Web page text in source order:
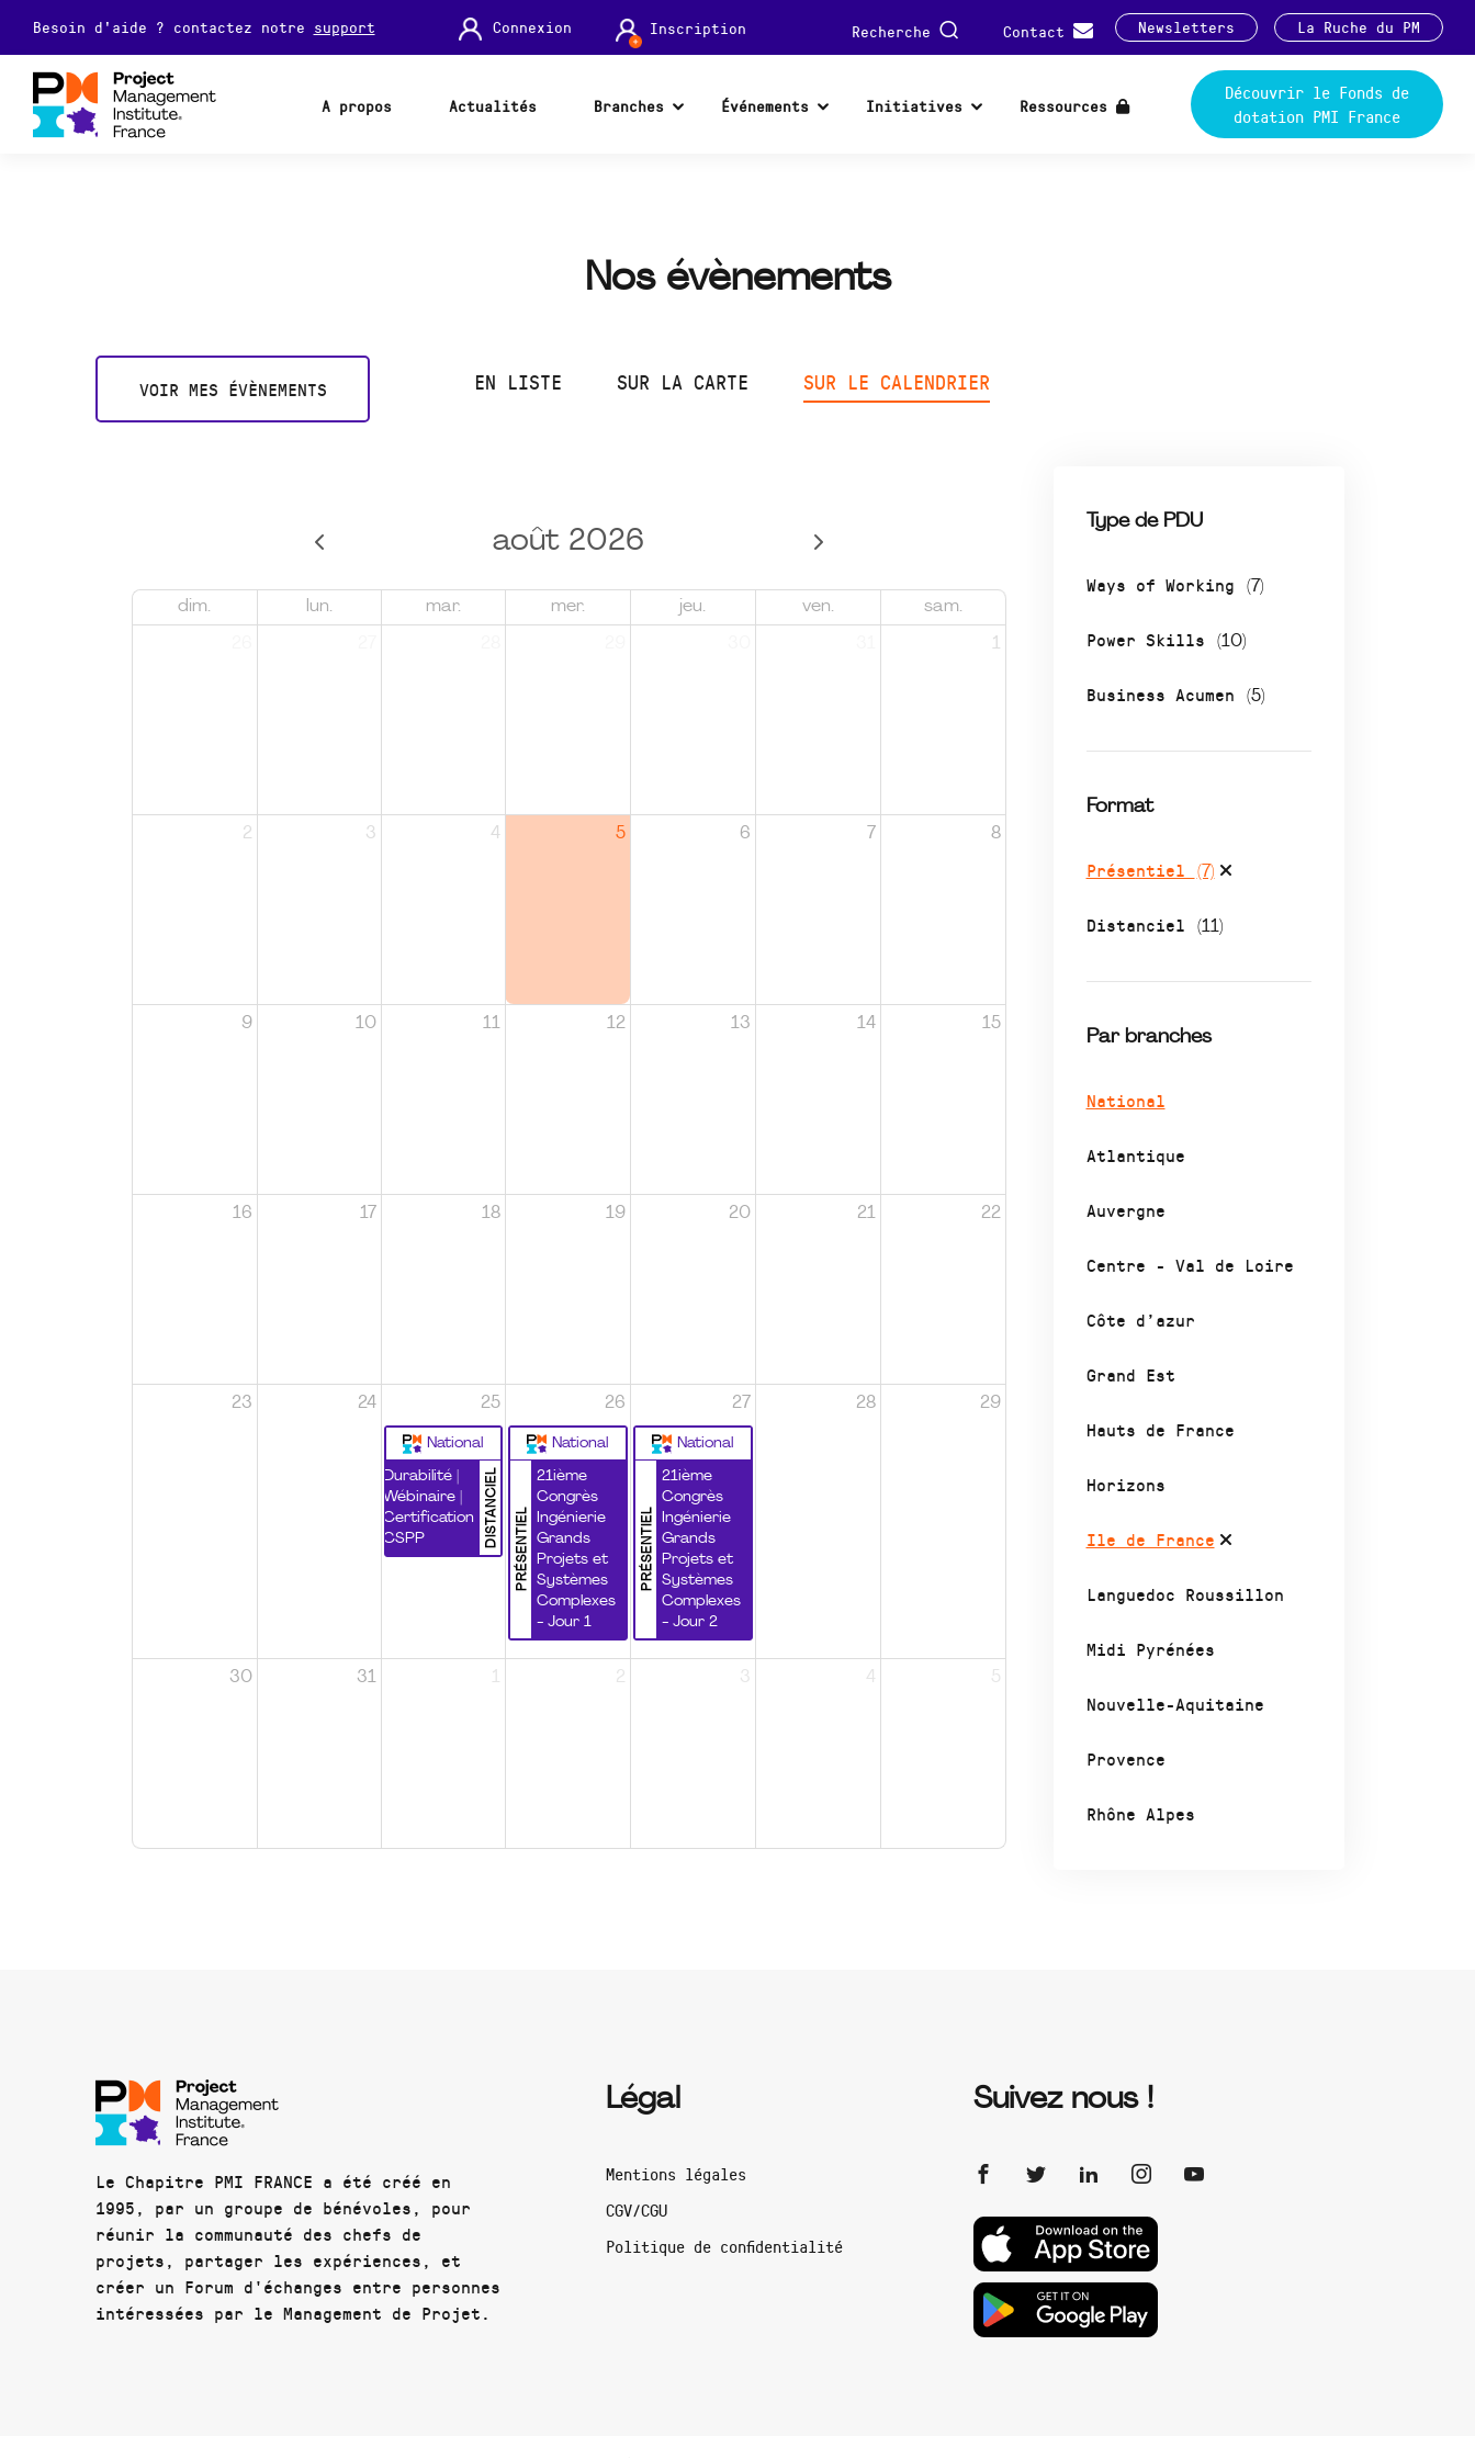
Besoin d'aide ? contactez notre support Connexion Inscription Recherche Contact Newsletters La Ruche du PM
A propos Actualités Branches Événements Initiatives Ressources
Découvrir le Fonds de
dotation PMI France
Nos évènements
VOIR MES ÉVÈNEMENTS EN LISTE SUR LA CARTE SUR LE CALENDRIER
Type de PDU
Ways of Working (7)
Power Skills (10)
Business Acumen (5)
Format
Présentiel (7)
Distanciel (11)
Par branches
National
Atlantique
Auvergne
Centre - Val de Loire
Côte d’azur
Grand Est
Hauts de France
Horizons
Ile de France
Languedoc Roussillon
Midi Pyrénées
Nouvelle-Aquitaine
Provence
Rhône Alpes
août 2026
dim. lun. mar. mer. jeu. ven. sam.
1
2 3 4 5 6 7 8
9 10 11 12 13 14 15
16 17 18 19 20 21 22
23 24 25
National
DISTANCIEL
Durabilité |
Wébinaire |
Certification
CSPP
26
National
PRÉSENTIEL
21ième
Congrès
Ingénierie
Grands
Projets et
Systèmes
Complexes
- Jour 1
27
National
PRÉSENTIEL
21ième
Congrès
Ingénierie
Grands
Projets et
Systèmes
Complexes
- Jour 2
28 29
30 31 1 2 3 4 5
Le Chapitre PMI FRANCE a été créé en
1995, par un groupe de bénévoles, pour
réunir la communauté des chefs de
projets, partager les expériences, et
créer un Forum d'échanges entre personnes
intéressées par le Management de Projet.
Légal
Mentions légales
CGV/CGU
Politique de confidentialité
Suivez nous !